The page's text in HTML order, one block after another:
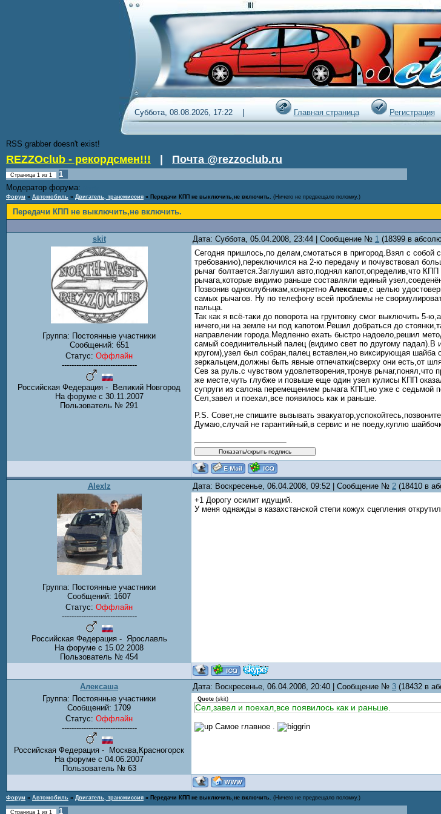
Суббота, 08.08.2026, 17:22 | Главная страница Регистрация
RSS grabber doesn't exist!
REZZOclub - рекордсмен!!! Почта @rezzoclub.ru
Страница 1 из 1
1
Модератор форума:
Форум » Автомобиль » Двигатель, трансмиссия » Передачи КПП не выключить,не включить. (Ничего не предвещало поломку.)
Передачи КПП не выключить,не включить.
skit Дата: Суббота, 05.04.2008, 23:44 | Сообщение № 1 (18399 в
Группа: Постоянные участники
Сообщений: 651
Статус: Оффлайн
-------------------------------
Российская Федерация - Великий Новгород
На форуме с 30.11.2007
Пользователь № 291
Сегодня пришлось,по делам,смотаться в пригород.Взял с собой
требованию),переключился на 2-ю передачу и почувствовал
рычаг болтается.Заглушил авто,поднял капот,определив,что
рычага,которые видимо раньше составляли единый
Позвонив одноклубникам,конкретно Алексаше,с целью
самых рычагов. Ну по телефону всей проблемы не
пальца.
Так как я всё-таки до поворота на грунтовку смог выключить
ничего,ни на земле ни под капотом.Решил добраться до
направлении города.Медленно ехать быстро надоело,решил
самый соединительный палец (видимо свет по другому падал).В
кругом),узел был собран,палец вставлен,но виксирующая шайба
зеркальцем,должны быть явные отпечатки(сверху они есть,от
Сев за руль.с чувством удовлетворения,тронув
же месте,чуть глубже и повыше еще один узел кулисы КПП
супруги из салона перемещением рычага КПП,но уже с седьмой
Сел,завел и поехал,все появилось как и раньше.
P.S. Совет,не спишите вызывать
Думаю,случай не гарантийный,в сервис и не поеду,куплю
AlexIz Дата: Воскресенье, 06.04.2008, 09:52 | Сообщение № 2 (18410 в
Группа: Постоянные участники
Сообщений: 1607
Статус: Оффлайн
-------------------------------
Российская Федерация - Ярославль
На форуме с 15.02.2008
Пользователь № 454
+1 Дорогу осилит идущий.
У меня однажды в казахстанской степи кожух сцепления
Алексаша Дата: Воскресенье, 06.04.2008, 20:40 | Сообщение № 3 (18432 в
Группа: Постоянные участники
Сообщений: 1709
Статус: Оффлайн
-------------------------------
Российская Федерация - Москва,Красногорск
На форуме с 04.06.2007
Пользователь № 63
Quote (skit)
Сел,завел и поехал,все появилось как и раньше.
Самое главное .
Форум » Автомобиль » Двигатель, трансмиссия » Передачи КПП не выключить,не включить. (Ничего не предвещало поломку.)
Страница 1 из 1 1